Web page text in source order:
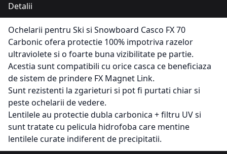
Detalii
Ochelarii pentru Ski si Snowboard Casco FX 70
Carbonic ofera protectie 100% impotriva razelor
ultraviolete si o foarte buna vizibilitate pe partie.
Acestia sunt compatibili cu orice casca ce beneficiaza
de sistem de prindere FX Magnet Link.
Sunt rezistenti la zgarieturi si pot fi purtati chiar si
peste ochelarii de vedere.
Lentilele au protectie dubla carbonica + filtru UV si
sunt tratate cu pelicula hidrofoba care mentine
lentilele curate indiferent de precipitatii.